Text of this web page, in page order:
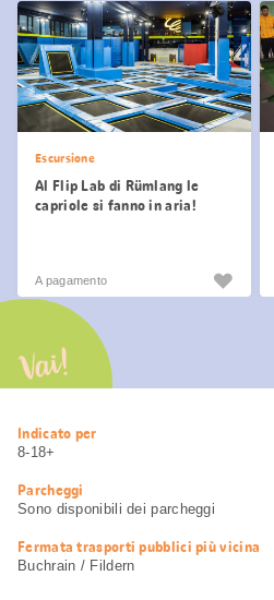
Escursione
Al Flip Lab di Rümlang le
capriole si fanno in aria!
A pagamento
Vai!
Informazioni
utili
Indicato per
8-18+
Parcheggi
Sono disponibili dei parcheggi
Fermata trasporti pubblici più vicina
Buchrain / Fildern